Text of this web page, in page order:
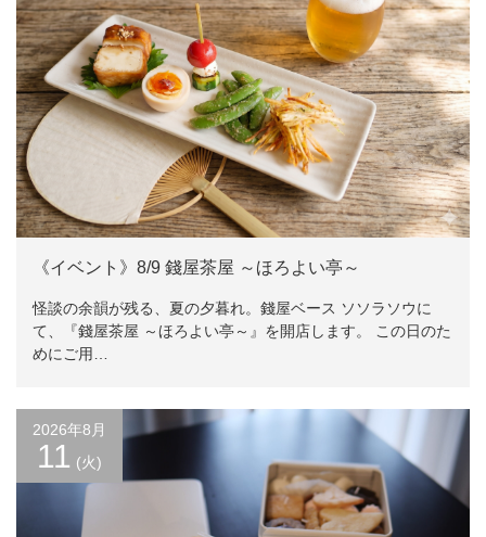
《イベント》8/9 錢屋茶屋 ～ほろよい亭～
怪談の余韻が残る、夏の夕暮れ。錢屋ベース ソソラソウに
て、『錢屋茶屋 ～ほろよい亭～』を開店します。 この日のた
めにご用…
2026年8月
11 (火)